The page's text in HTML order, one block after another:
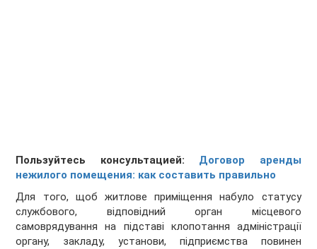
Пользуйтесь консультацией: Договор аренды
нежилого помещения: как составить правильно
Для того, щоб житлове приміщення набуло статусу
службового, відповідний орган місцевого
самоврядування на підставі клопотання адміністрації
органу, закладу, установи, підприємства повинен